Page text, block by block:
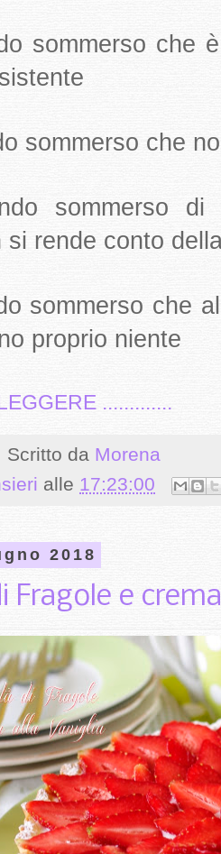
sommerso che
sommerso che
sommerso
si rende conto
sommerso che
proprio niente
.............
Scritto da Morena
alle 17:23:00
2018
Fragole e